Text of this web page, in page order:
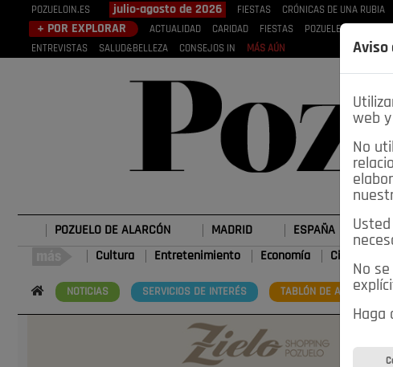
POZUELOIN.ES julio-agosto de 2026 FIESTAS CRÓNICAS DE UNA RUBIA
+ POR EXPLORAR ACTUALIDAD CARIDAD FIESTAS POZUELEROS
ENTREVISTAS
SALUD&BELLEZA CONSEJOS IN MÁS AÚN
POZUELO DE ALARCÓN MADRID ESPAÑA
Cultura Entretenimiento Economía
NOTICIAS SERVICIOS DE INTERÉS TABLÓN DE ANUNCIOS
Aviso
web
No
No
Haga